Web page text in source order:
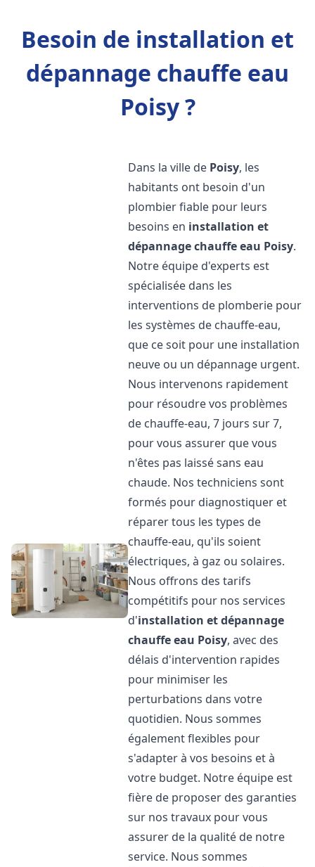
Besoin de installation et
dépannage chauffe eau
Poisy ?
Dans la ville de Poisy, les
habitants ont besoin d'un
plombier fiable pour leurs
besoins en installation et
dépannage chauffe eau Poisy.
Notre équipe d'experts est
spécialisée dans les
interventions de plomberie pour
les systèmes de chauffe-eau,
que ce soit pour une installation
neuve ou un dépannage urgent.
Nous intervenons rapidement
pour résoudre vos problèmes
de chauffe-eau, 7 jours sur 7,
pour vous assurer que vous
n'êtes pas laissé sans eau
chaude. Nos techniciens sont
formés pour diagnostiquer et
réparer tous les types de
chauffe-eau, qu'ils soient
électriques, à gaz ou solaires.
Nous offrons des tarifs
compétitifs pour nos services
d'installation et dépannage
chauffe eau Poisy, avec des
délais d'intervention rapides
pour minimiser les
perturbations dans votre
quotidien. Nous sommes
également flexibles pour
s'adapter à vos besoins et à
votre budget. Notre équipe est
fière de proposer des garanties
sur nos travaux pour vous
assurer de la qualité de notre
service. Nous sommes